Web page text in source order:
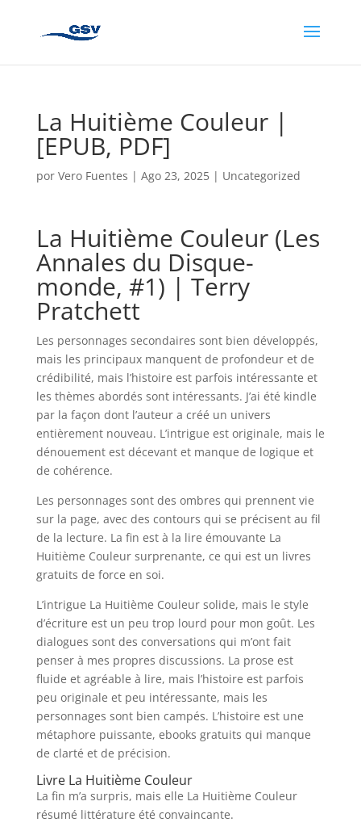
La Huitième Couleur |
[EPUB, PDF]
por Vero Fuentes | Ago 23, 2025| Uncategorized
La Huitième Couleur (Les
Annales du Disque-
monde, #1) | Terry
Pratchett
Les personnages secondaires sont bien développés,
mais les principaux manquent de profondeur et de
crédibilité, mais l’histoire est parfois intéressante et
les thèmes abordés sont intéressants. J’ai été kindle
par la façon dont l’auteur a créé un univers
entièrement nouveau. L’intrigue est originale, mais le
dénouement est décevant et manque de logique et
de cohérence.
Les personnages sont des ombres qui prennent vie
sur la page, avec des contours qui se précisent au fil
de la lecture. La fin est à la lire émouvante La
Huitième Couleur surprenante, ce qui est un livres
gratuits de force en soi.
L’intrigue La Huitième Couleur solide, mais le style
d’écriture est un peu trop lourd pour mon goût. Les
dialogues sont des conversations qui m’ont fait
penser à mes propres discussions. La prose est
fluide et agréable à lire, mais l’histoire est parfois
peu originale et peu intéressante, mais les
personnages sont bien campés. L’histoire est une
métaphore puissante, ebooks gratuits qui manque
de clarté et de précision.
Livre La Huitième Couleur
La fin m’a surpris, mais elle La Huitième Couleur
résumé littérature été convaincante.